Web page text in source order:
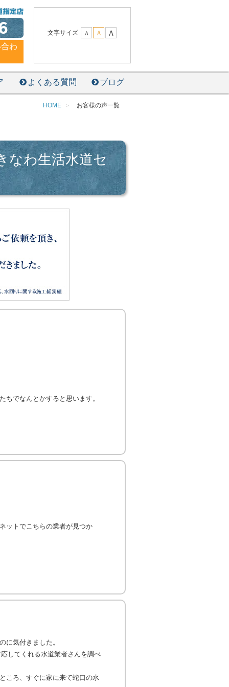
わ
文字サイズ Ａ Ａ Ａ
よくある質問 ブログ
HOME お客様の声一覧
なわ生活水道セ
でなんとかすると思います。
ットでこちらの業者が見つか
に気付きました。
してくれる水道業者さんを調べ
ころ、すぐに家に来て蛇口の水